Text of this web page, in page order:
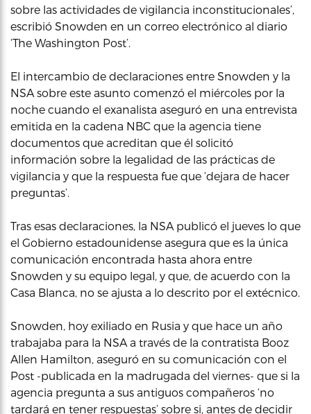
sobre las actividades de vigilancia inconstitucionales’,
escribió Snowden en un correo electrónico al diario
‘The Washington Post’.
El intercambio de declaraciones entre Snowden y la
NSA sobre este asunto comenzó el miércoles por la
noche cuando el exanalista aseguró en una entrevista
emitida en la cadena NBC que la agencia tiene
documentos que acreditan que él solicitó
información sobre la legalidad de las prácticas de
vigilancia y que la respuesta fue que ‘dejara de hacer
preguntas’.
Tras esas declaraciones, la NSA publicó el jueves lo que
el Gobierno estadounidense asegura que es la única
comunicación encontrada hasta ahora entre
Snowden y su equipo legal, y que, de acuerdo con la
Casa Blanca, no se ajusta a lo descrito por el extécnico.
Snowden, hoy exiliado en Rusia y que hace un año
trabajaba para la NSA a través de la contratista Booz
Allen Hamilton, aseguró en su comunicación con el
Post -publicada en la madrugada del viernes- que si la
agencia pregunta a sus antiguos compañeros ‘no
tardará en tener respuestas’ sobre si, antes de decidir